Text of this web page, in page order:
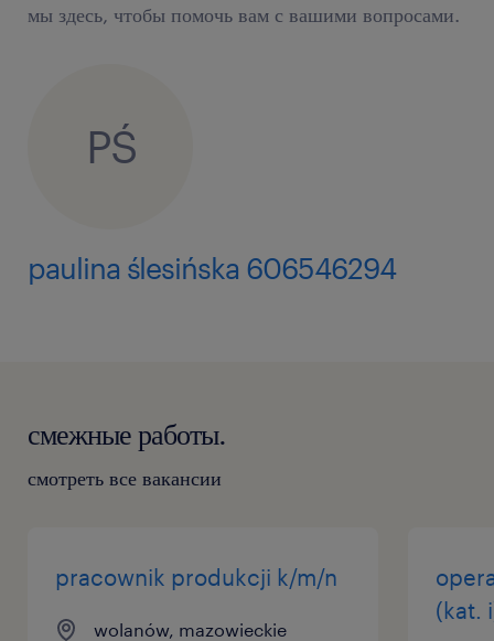
мы здесь, чтобы помочь вам с вашими вопросами.
PŚ
paulina ślesińska 606546294
смежные работы.
смотреть все вакансии
pracownik produkcji k/m/n
wolanów, mazowieckie
(kat.